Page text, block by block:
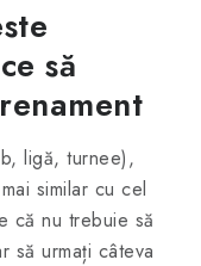
să
ligă, turnee),
similar cu cel
că nu trebuie să
să urmați câteva